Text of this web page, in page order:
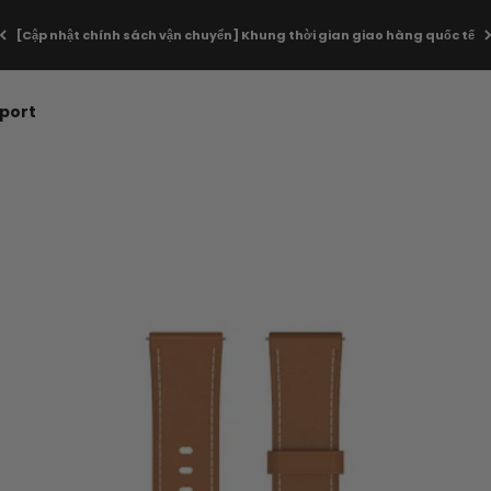
[Cập nhật chính sách vận chuyển] Khung thời gian giao hàng quốc tế